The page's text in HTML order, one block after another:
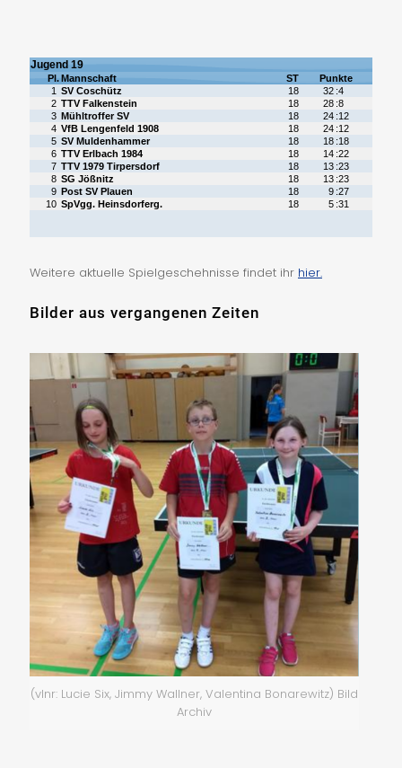
Weitere aktuelle Spielgeschehnisse findet ihr hier.
Bilder aus vergangenen Zeiten
(vlnr: Lucie Six, Jimmy Wallner, Valentina Bonarewitz) Bild
Archiv